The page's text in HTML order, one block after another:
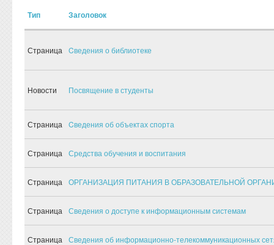
Тип Заголовок
Страница Cведения о библиотеке
Новости Посвящение в студенты
Страница Cведения об объектах спорта
Страница Средства обучения и воспитания
Страница ОРГАНИЗАЦИЯ ПИТАНИЯ В ОБРАЗОВАТЕЛЬНОЙ
Страница Сведения о доступе к информационным системам
Страница Сведения об информационно-телекоммуникационных